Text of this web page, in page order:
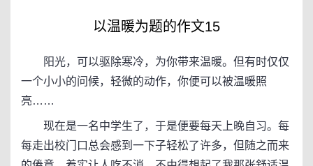
以温暖为题的作文15
阳光，可以驱除寒冷，为你带来温暖。但有时仅仅
一个小小的问候，轻微的动作，你便可以被温暖照
亮……
现在是一名中学生了，于是便要每天上晚自习。每
每走出校门口总会感到一下子轻松了许多，但随之而来